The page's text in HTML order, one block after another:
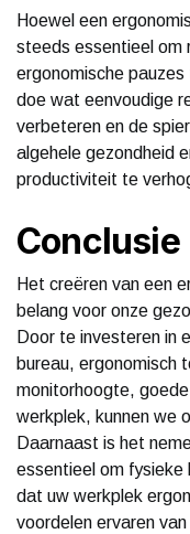
Hoewel een
steeds essentieel om
ergonomische
doe wat eenvoudige
verbeteren en de
algehele gezondheid
productiviteit te
Conclusie
Het creëren van een
belang voor onze
Door te investeren in
bureau, ergonomisch
monitorhoogte,
werkplek, kunnen we
Daarnaast is het
essentieel om
dat uw werkplek
voordelen ervaren